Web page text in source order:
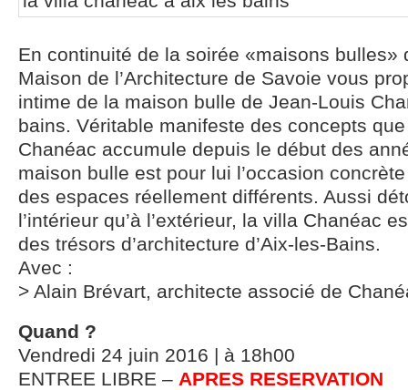
En continuité de la soirée «maisons bulles»
Maison de l’Architecture de Savoie vous
intime de la maison bulle de Jean-Louis
bains. Véritable manifeste des concepts
Chanéac accumule depuis le début des
maison bulle est pour lui l’occasion
des espaces réellement différents. Aussi
l’intérieur qu’à l’extérieur, la villa Chanéac
des trésors d’architecture d’Aix-les-Bains.
Avec :
> Alain Brévart, architecte associé de
Quand ?
Vendredi 24 juin 2016 | à 18h00
ENTREE LIBRE – APRES RESERVATION